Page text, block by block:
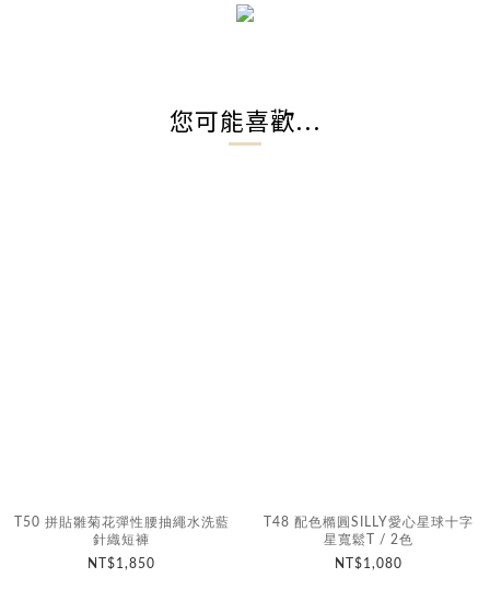
您可能喜歡...
T50 拼貼雛菊花彈性腰抽繩水洗藍
針織短褲
NT$1,850
T48 配色橢圓SILLY愛心星球十字
星寬鬆T / 2色
NT$1,080